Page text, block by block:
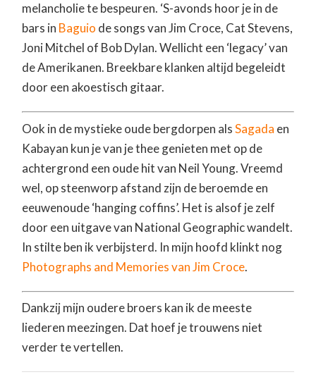
melancholie te bespeuren. ‘S-avonds hoor je in de
bars in Baguio de songs van Jim Croce, Cat Stevens,
Joni Mitchel of Bob Dylan. Wellicht een ‘legacy’ van
de Amerikanen. Breekbare klanken altijd begeleidt
door een akoestisch gitaar.
Ook in de mystieke oude bergdorpen alsSagada en
Kabayan kun je van je thee genieten met op de
achtergrond een oude hit van Neil Young. Vreemd
wel, op steenworp afstand zijn de beroemde en
eeuwenoude ‘hanging coffins’. Het is alsof je zelf
door een uitgave van National Geographic wandelt.
In stilte ben ik verbijsterd. In mijn hoofd klinkt nog
Photographs and Memories van Jim Croce.
Dankzij mijn oudere broers kan ik de meeste
liederen meezingen. Dat hoef je trouwens niet
verder te vertellen.